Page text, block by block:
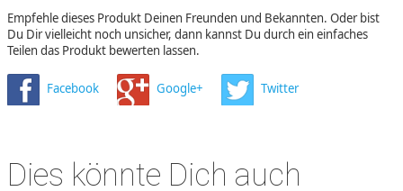
Empfehle dieses Produkt Deinen Freunden und Bekannten. Oder bist
Du Dir vielleicht noch unsicher, dann kannst Du durch ein einfaches
Teilen das Produkt bewerten lassen.
Facebook Google+ Twitter
Dies könnte Dich auch